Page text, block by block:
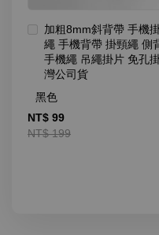
加粗8mm斜背帶 手機
繩 手機背帶 掛頸繩 側
手機繩 吊繩掛片 免孔
灣公司貨
NT$ 99
NT$ 199